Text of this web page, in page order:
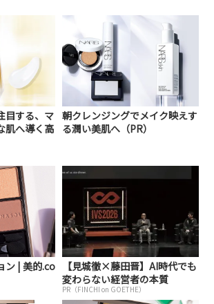
目する、マ
肌へ導く高
朝クレンジングでメイク映えす
る潤い美肌へ（PR）
ン | 美的.co
【見城徹×藤田晋】AI時代でも
変わらない経営者の本質
PR（FINCHI on GOETHE）